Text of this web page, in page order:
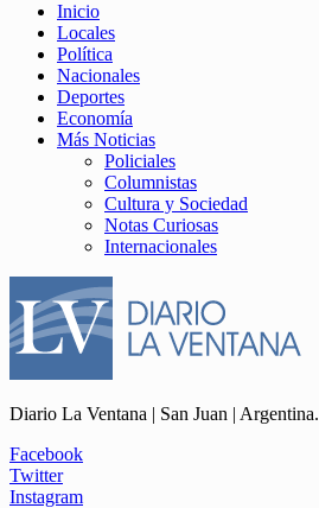
Inicio
Locales
Política
Nacionales
Deportes
Economía
Más Noticias
Policiales
Columnistas
Cultura y Sociedad
Notas Curiosas
Internacionales
Diario La Ventana | San Juan | Argentina.
Facebook
Twitter
Instagram